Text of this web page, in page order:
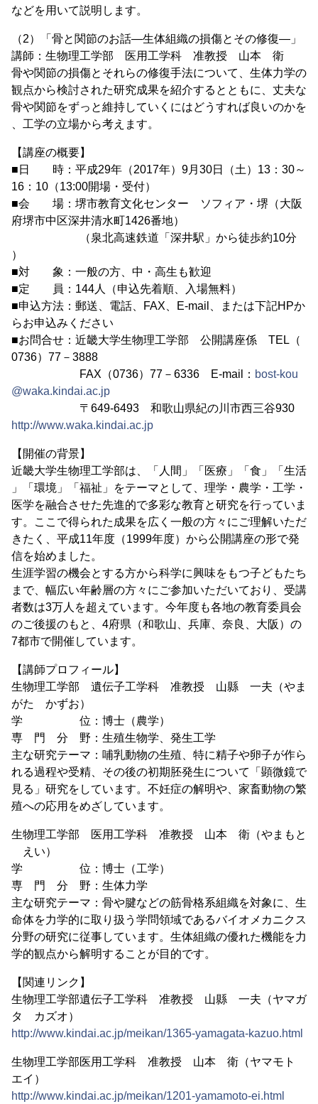
などを用いて説明します。
（2）「骨と関節のお話―生体組織の損傷とその修復―」
講師：生物理工学部 医用工学科 准教授 山本 衛
骨や関節の損傷とそれらの修復手法について、生体力学の
観点から検討された研究成果を紹介するとともに、丈夫な
骨や関節をずっと維持していくにはどうすれば良いのかを
、工学の立場から考えます。
【講座の概要】
■日 時：平成29年（2017年）9月30日（土）13：30～
16：10（13:00開場・受付）
■会 場：堺市教育文化センター ソフィア・堺（大阪
府堺市中区深井清水町1426番地）
（泉北高速鉄道「深井駅」から徒歩約10分
）
■対 象：一般の方、中・高生も歓迎
■定 員：144人（申込先着順、入場無料）
■申込方法：郵送、電話、FAX、E-mail、または下記HPか
らお申込みください
■お問合せ：近畿大学生物理工学部 公開講座係 TEL（
0736）77－3888
FAX（0736）77－6336 E-mail： bost-kou
@waka.kindai.ac.jp
〒649-6493 和歌山県紀の川市西三谷930
http://www.waka.kindai.ac.jp
【開催の背景】
近畿大学生物理工学部は、「人間」「医療」「食」「生活
」「環境」「福祉」をテーマとして、理学・農学・工学・
医学を融合させた先進的で多彩な教育と研究を行っていま
す。ここで得られた成果を広く一般の方々にご理解いただ
きたく、平成11年度（1999年度）から公開講座の形で発
信を始めました。
生涯学習の機会とする方から科学に興味をもつ子どもたち
まで、幅広い年齢層の方々にご参加いただいており、受講
者数は3万人を超えています。今年度も各地の教育委員会
のご後援のもと、4府県（和歌山、兵庫、奈良、大阪）の
7都市で開催しています。
【講師プロフィール】
生物理工学部 遺伝子工学科 准教授 山縣 一夫（やま
がた かずお）
学 位：博士（農学）
専 門 分 野：生殖生物学、発生工学
主な研究テーマ：哺乳動物の生殖、特に精子や卵子が作ら
れる過程や受精、その後の初期胚発生について「顕微鏡で
見る」研究をしています。不妊症の解明や、家畜動物の繁
殖への応用をめざしています。
生物理工学部 医用工学科 准教授 山本 衛（やまもと
えい）
学 位：博士（工学）
専 門 分 野：生体力学
主な研究テーマ：骨や腱などの筋骨格系組織を対象に、生
命体を力学的に取り扱う学問領域であるバイオメカニクス
分野の研究に従事しています。生体組織の優れた機能を力
学的観点から解明することが目的です。
【関連リンク】
生物理工学部遺伝子工学科 准教授 山縣 一夫（ヤマガ
タ カズオ）
http://www.kindai.ac.jp/meikan/1365-yamagata-kazuo.html
生物理工学部医用工学科 准教授 山本 衛（ヤマモト
エイ）
http://www.kindai.ac.jp/meikan/1201-yamamoto-ei.html